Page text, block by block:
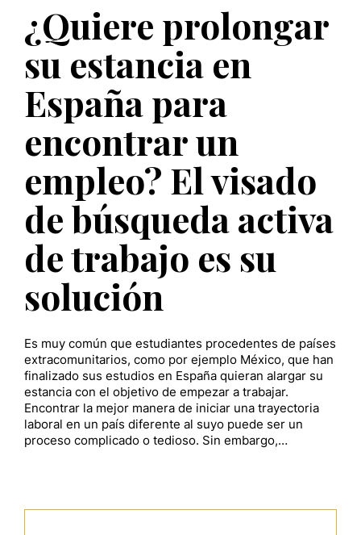
¿Quiere prolongar
su estancia en
España para
encontrar un
empleo? El visado
de búsqueda activa
de trabajo es su
solución
Es muy común que estudiantes procedentes de países
extracomunitarios, como por ejemplo México, que han
finalizado sus estudios en España quieran alargar su
estancia con el objetivo de empezar a trabajar.
Encontrar la mejor manera de iniciar una trayectoria
laboral en un país diferente al suyo puede ser un
proceso complicado o tedioso. Sin embargo,…